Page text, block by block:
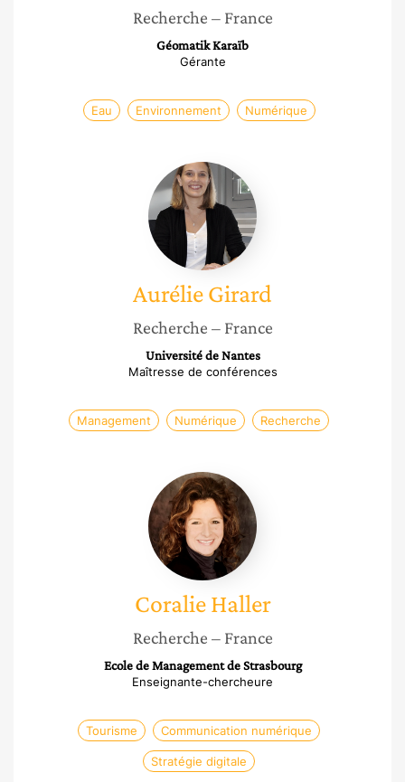
Recherche – France
Géomatik Karaïb
Gérante
Eau Environnement Numérique
Aurélie
Girard
AurélieGirard
Recherche – France
Université de Nantes
Maîtresse de conférences
Management Numérique Recherche
Coralie
Haller
Coralie Haller
Recherche – France
Ecole de Management de Strasbourg
Enseignante-chercheure
Tourisme Communication numérique
Stratégie digitale